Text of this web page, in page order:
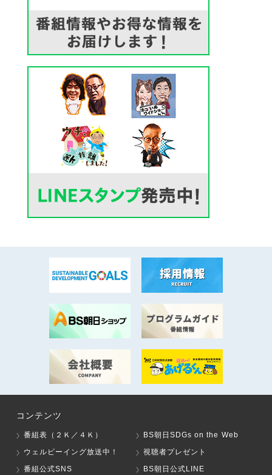
コンテンツ
番組表（２Ｋ／４Ｋ）
BS朝日SDGs on the Web
ウェルビーイング放送中！
視聴者プレゼント
番組公式SNS
BS朝日公式LINE